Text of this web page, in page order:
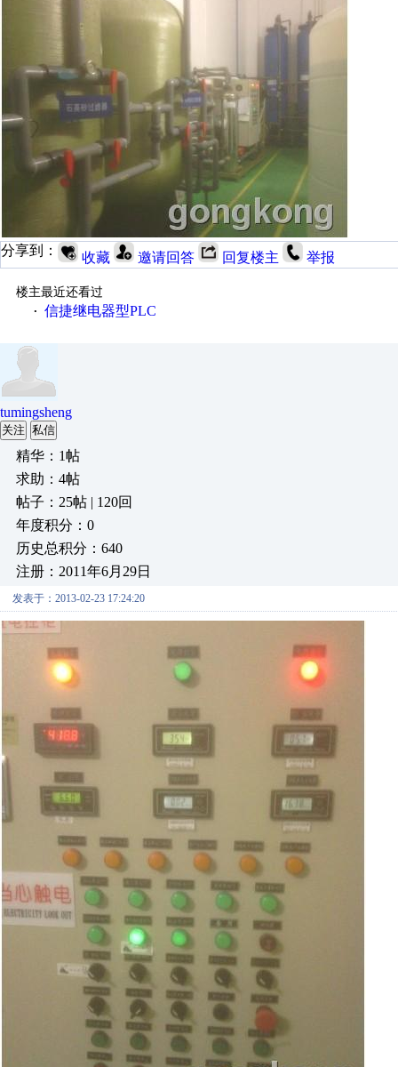
分享到： 收藏 邀请回答 回复楼主 举报
楼主最近还看过
· 信捷继电器型PLC
tumingsheng
关注 私信
精华：1帖
求助：4帖
帖子：25帖 | 120回
年度积分：0
历史总积分：640
注册：2011年6月29日
发表于：2013-02-23 17:24:20